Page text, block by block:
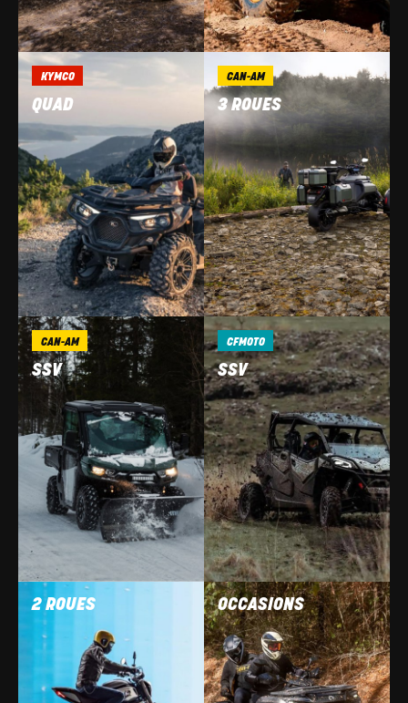
KYMCO
QUAD
CAN-AM
3 ROUES
CAN-AM
SSV
CFMOTO
SSV
2 ROUES OCCASIONS